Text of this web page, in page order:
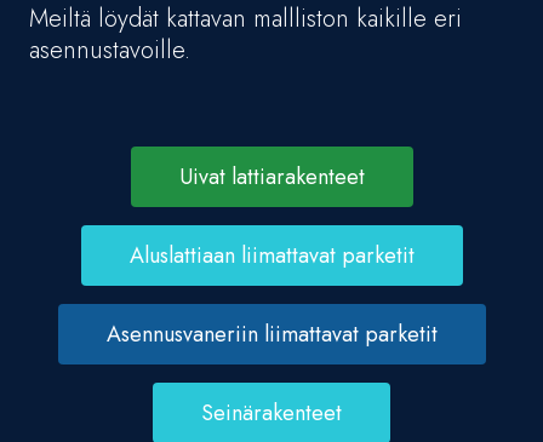
Meiltä löydät kattavan mallliston kaikille eri
asennustavoille.
Uivat lattiarakenteet
Aluslattiaan liimattavat parketit
Asennusvaneriin liimattavat parketit
Seinärakenteet